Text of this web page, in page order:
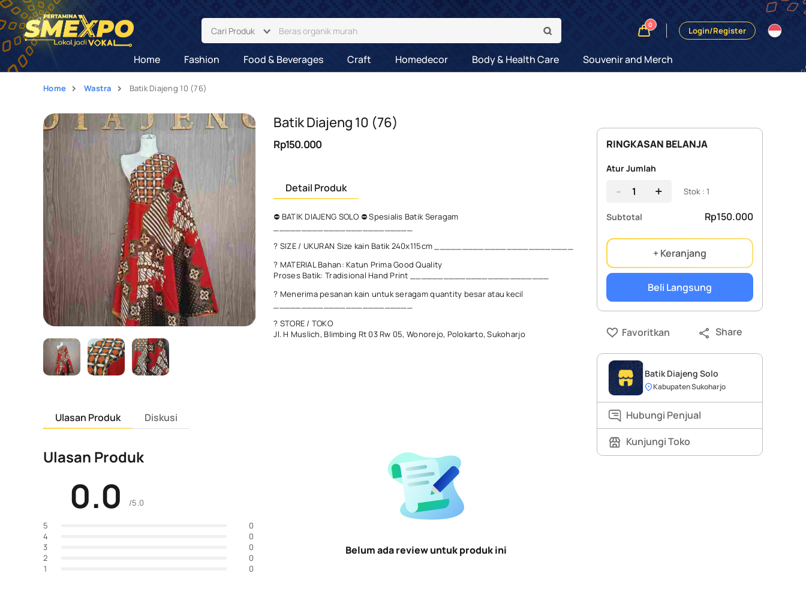
Cari Produk
0
Login/Register
Home Fashion Food & Beverages Craft Homedecor Body & Health Care Souvenir and Merch
Home Wastra Batik Diajeng 10 (76)
Batik Diajeng 10 (76)
Rp150.000
Detail Produk
⛔ BATIK DIAJENG SOLO ⛔ Spesialis Batik Seragam
? SIZE / UKURAN Size kain Batik 240x115cm _________________________
? MATERIAL Bahan: Katun Prima Good Quality
Proses Batik: Tradisional Hand Print _________________________
? Menerima pesanan kain untuk seragam quantity besar atau kecil
? STORE / TOKO
Jl. H Muslich, Blimbing Rt 03 Rw 05, Wonorejo, Polokarto, Sukoharjo
Ulasan Produk Diskusi
Ulasan Produk
0.0 /5.0
5
0
4
0
3
0
2
0
1
0
Belum ada review untuk produk ini
RINGKASAN BELANJA
Atur Jumlah
- + Stok : 1
Subtotal Rp150.000
+ Keranjang
Beli Langsung
Favoritkan Share
Batik Diajeng Solo
Kabupaten Sukoharjo
Hubungi Penjual
Kunjungi Toko